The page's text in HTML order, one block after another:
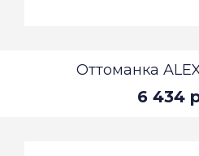
Оттоманка
6 434